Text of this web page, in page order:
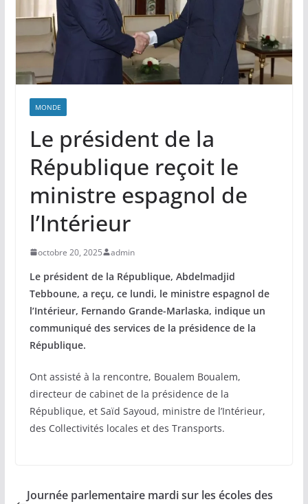
MONDE
Le président de la
République reçoit le
ministre espagnol de
l’Intérieur
octobre 20, 2025 admin
Le président de la République, Abdelmadjid
Tebboune, a reçu, ce lundi, le ministre espagnol de
l’Intérieur, Fernando Grande-Marlaska, indique un
communiqué des services de la présidence de la
République.
Ont assisté à la rencontre, Boualem Boualem,
directeur de cabinet de la présidence de la
République, et Saïd Sayoud, ministre de l’Intérieur,
des Collectivités locales et des Transports.
Journée parlementaire mardi sur les écoles des